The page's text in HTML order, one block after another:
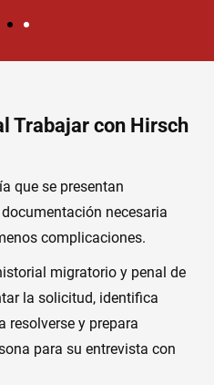
Trabajar con Hirsch
que se presentan
necesaria
complicaciones.
migratorio y penal de
la solicitud, identifica
resolverse y prepara
para su entrevista con